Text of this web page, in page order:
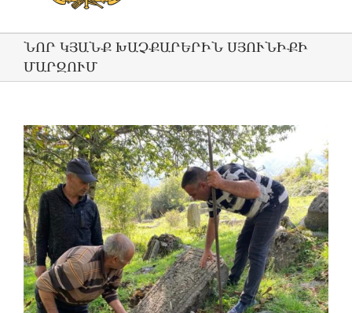
ՆՈՐ ԿՅԱՆՔ ԽԱՉՔԱՐԵՐԻՆ ՍՅՈՒՆԻՔԻ
ՄԱՐԶՈՒՄ
View
Larger
Image